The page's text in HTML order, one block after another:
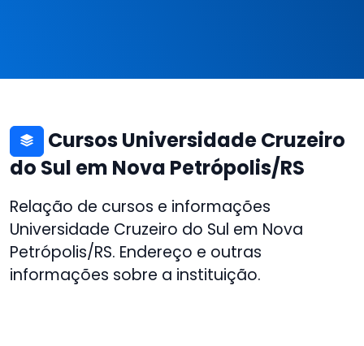
Cursos Universidade Cruzeiro
do Sul em Nova Petrópolis/RS
Relação de cursos e informações
Universidade Cruzeiro do Sul em Nova
Petrópolis/RS. Endereço e outras
informações sobre a instituição.